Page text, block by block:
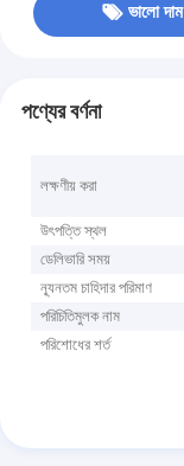
ভালো দাম
পণ্যের বর্ণনা
লক্ষণীয় করা
উৎপত্তি স্থল
ডেলিভারি সময়
ন্যূনতম চাহিদার পরিমাণ
পরিচিতিমুলক নাম
পরিশোধের শর্ত